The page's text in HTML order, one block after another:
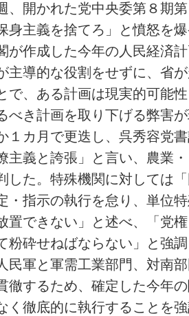
開かれた党中央委第８期
身主義を捨てろ」と憤怒を
が作成した今年の人民経済
主導的な役割をせずに、省
で、ある計画は現実的可能
べき計画を取り下げる弊害
１カ月で更迭し、呉秀容党
主義と誇張」と言い、農業
した。特殊機関に対しては
・指示の執行を怠り、単位
置できない」と述べ、「党
粉砕せねばならない」と強
民軍と軍需工業部門、対南
徹するため、確定した今年
く徹底的に執行することを